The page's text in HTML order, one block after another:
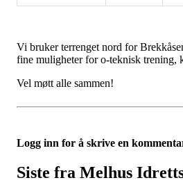
Vi bruker terrenget nord for
fine muligheter for o-teknisk trening,
Vel møtt alle sammen!
Logg inn for å skrive en
Siste fra Melhus